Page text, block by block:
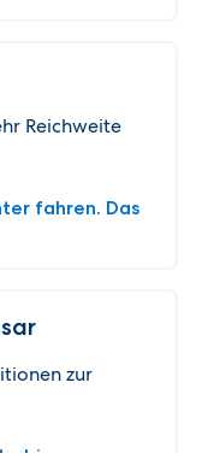
Reichweite
fahren. Das
zur